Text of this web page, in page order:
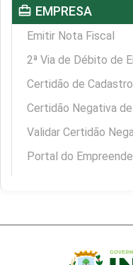
card_travel EMPRESA
Emitir Nota Fiscal
2ª Via de Débito de
Certidão de
Certidão Negativa
Validar Certidão
Portal do